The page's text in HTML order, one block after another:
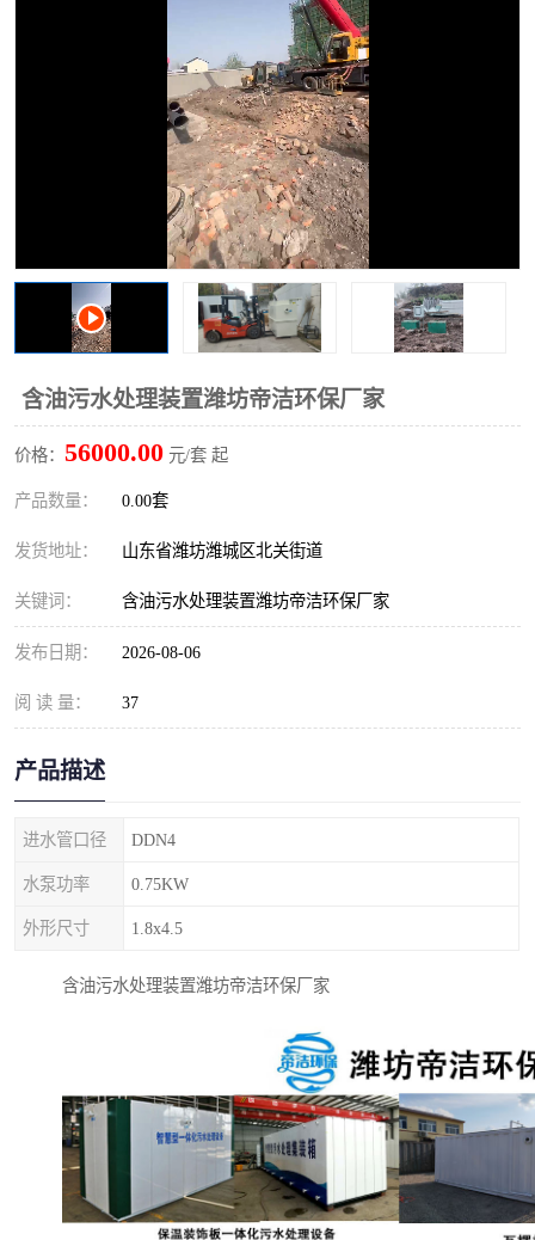
含油污水处理装置潍坊帝洁环保厂家
价格： 56000.00 元/套 起
产品数量： 0.00套
发货地址： 山东省潍坊潍城区北关街道
关键词： 含油污水处理装置潍坊帝洁环保厂家
发布日期： 2026-08-06
阅 读 量： 37
产品描述
进水管口径 DDN4
水泵功率 0.75KW
外形尺寸 1.8x4.5
含油污水处理装置潍坊帝洁环保厂家
平流式溶气气浮机 风景区旅游景点污水处理
设备
高速服务区收费站污水处 微动力生化污水处理设备
海鲜加工污水处理设备 蒸发器设备价格
客运站污水处理设备 航站楼厕所污水处理设备
UASB厌氧塔 加油站油田景点旅游区污
水处理设备
风电场变电站污水处理设
备
叠螺污泥脱水机
疾控中心一体化设备处理 一体化净北槽污水处理设
餐具消毒污水处理设备
塑料编织袋一体化污水处
理设备
养老院污水处理一体化设
整形医院污水处理设备
酿酒厂一体化污水处理设
备
生活一体化污水处理设备
复合二氧化氯发生器污水
处理设备
屠宰场一体化污水处理设
地埋式一体化污水处理设 加药装置污水设备
MBR膜污水处理设备
气浮机一体化污水处理设 污水处理设备生产厂家
印刷厂污水处理设备 二级生化污水处理设备
污水提升泵站 口腔科污水处理设备